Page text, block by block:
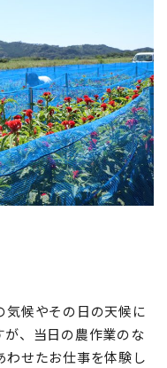
気候やその日の天候に
が、当日の農作業のな
わせたお仕事を体験し